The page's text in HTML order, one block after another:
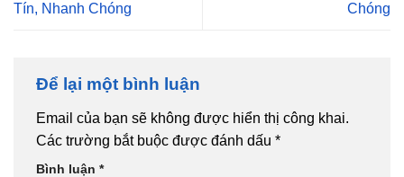
Tín, Nhanh Chóng
Chóng
Để lại một bình luận
Email của bạn sẽ không được hiển thị công khai.
Các trường bắt buộc được đánh dấu *
Bình luận *